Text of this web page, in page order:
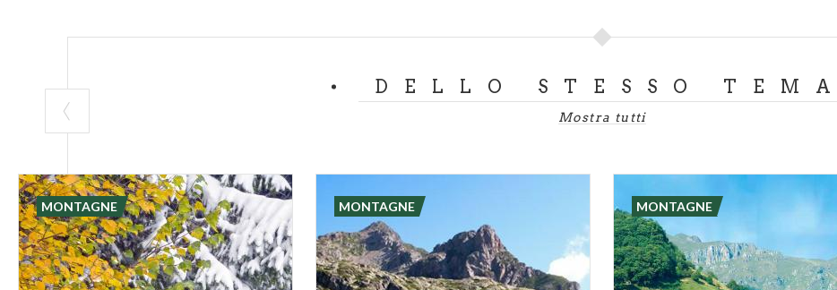
DELLO STESSO TEMA
Mostra tutti
MONTAGNE MONTAGNE MONTAGNE